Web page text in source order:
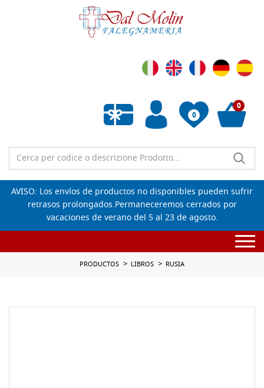
0
Lista de deseos vacía
0
AVISO: Los envíos de productos no disponibles pueden sufrir
retrasos prolongados.Permaneceremos cerrados por
vacaciones de verano del 5 al 23 de agosto.
PRODUCTOS LIBROS RUSIA